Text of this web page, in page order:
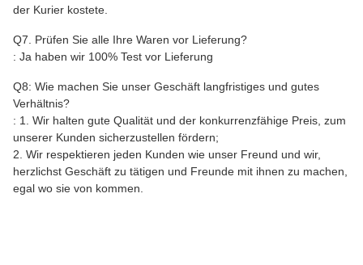
der Kurier kostete.
Q7. Prüfen Sie alle Ihre Waren vor Lieferung?
: Ja haben wir 100% Test vor Lieferung
Q8: Wie machen Sie unser Geschäft langfristiges und gutes
Verhältnis?
: 1. Wir halten gute Qualität und der konkurrenzfähige Preis, zum
unserer Kunden sicherzustellen fördern;
2. Wir respektieren jeden Kunden wie unser Freund und wir,
herzlichst Geschäft zu tätigen und Freunde mit ihnen zu machen,
egal wo sie von kommen.